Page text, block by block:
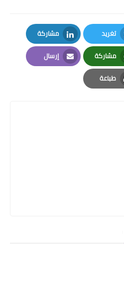
تغريد
Twitter
مشاركة
LinkedIn
مشاركة
Whatsapp
إرسال
Email
طباعة
Print